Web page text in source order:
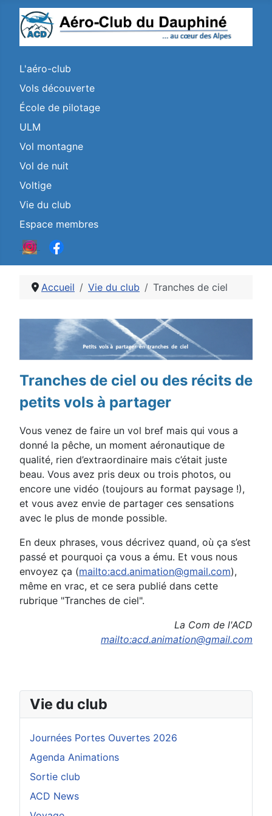
L'aéro-club
Vols découverte
École de pilotage
ULM
Vol montagne
Vol de nuit
Voltige
Vie du club
Espace membres
Vie du club
Journées Portes Ouvertes 2026
Agenda Animations
Sortie club
ACD News
Accueil Vie du club Tranches de ciel
Tranches de ciel ou des récits de
petits vols à partager
Vous venez de faire un vol bref mais qui vous a
donné la pêche, un moment aéronautique de
qualité, rien d’extraordinaire mais c’était juste
beau. Vous avez pris deux ou trois photos, ou
encore une vidéo (toujours au format paysage !),
et vous avez envie de partager ces sensations
avec le plus de monde possible.
En deux phrases, vous décrivez quand, où ça s’est
passé et pourquoi ça vous a ému. Et vous nous
envoyez ça (mailto:acd.animation@gmail.com),
même en vrac, et ce sera publié dans cette
rubrique "Tranches de ciel".
La Com de l'ACD
mailto:acd.animation@gmail.com